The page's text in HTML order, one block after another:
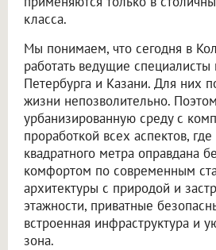
класса.
Мы понимаем, что сегодня в
работать ведущие
Петербурга и Казани. Для них
жизни непозволительно.
урбанизированную среду с
проработкой всех аспектов,
квадратного метра оправдана
комфортом по современным
архитектуры с природой и
этажности, приватные
встроенная инфраструктура и
зона.